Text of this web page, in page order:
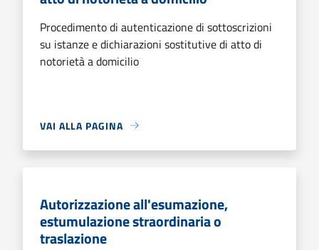
Procedimento di autenticazione di sottoscrizioni
su istanze e dichiarazioni sostitutive di atto di
notorietà a domicilio
VAI ALLA PAGINA
Autorizzazione all'esumazione,
estumulazione straordinaria o
traslazione